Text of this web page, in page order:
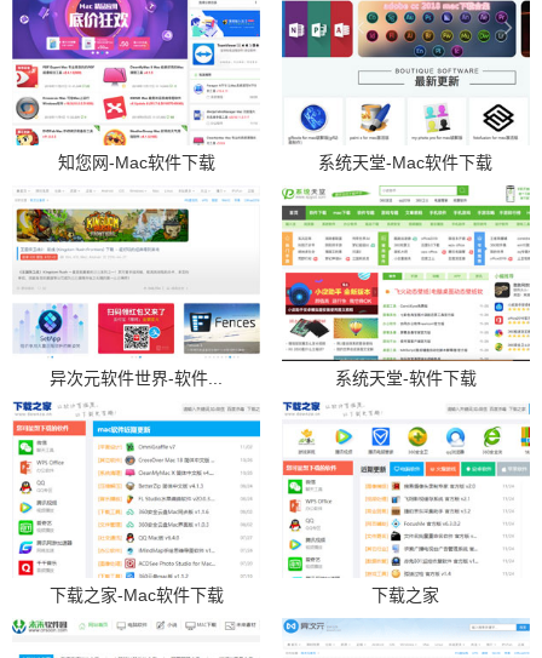
知您网-Mac软件下载 系统天堂-Mac软件下载
异次元软件世界-软件... 系统天堂-软件下载
下载之家-Mac软件下载 下载之家